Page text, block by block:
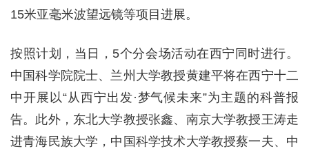
15米亚毫米波望远镜等项目进展。
按照计划，当日，5个分会场活动在西宁同时进行。
中国科学院院士、兰州大学教授黄建平将在西宁十二
中开展以“从西宁出发·梦气候未来”为主题的科普报
告。此外，东北大学教授张鑫、南京大学教授王涛走
进青海民族大学，中国科学技术大学教授蔡一夫、中